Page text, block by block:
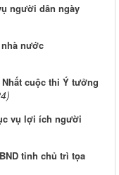
người dân ngày
nước
cuộc thi Ý tưởng
vụ lợi ích người
tỉnh chủ trì tọa